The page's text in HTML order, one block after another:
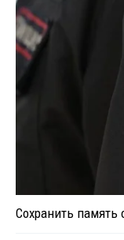
Сохранить память